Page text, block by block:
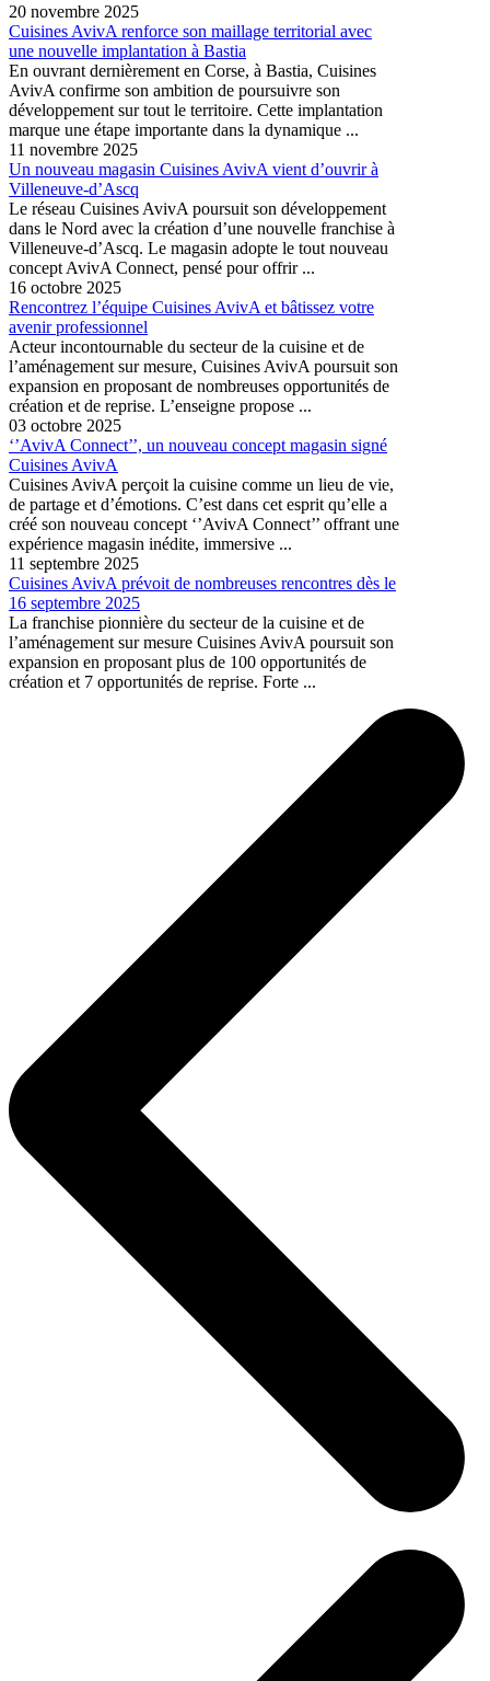
20 novembre 2025
Cuisines AvivA renforce son maillage territorial avec
une nouvelle implantation à Bastia
En ouvrant dernièrement en Corse, à Bastia, Cuisines
AvivA confirme son ambition de poursuivre son
développement sur tout le territoire. Cette implantation
marque une étape importante dans la dynamique ...
11 novembre 2025
Un nouveau magasin Cuisines AvivA vient d’ouvrir à
Villeneuve-d’Ascq
Le réseau Cuisines AvivA poursuit son développement
dans le Nord avec la création d’une nouvelle franchise à
Villeneuve-d’Ascq. Le magasin adopte le tout nouveau
concept AvivA Connect, pensé pour offrir ...
16 octobre 2025
Rencontrez l’équipe Cuisines AvivA et bâtissez votre
avenir professionnel
Acteur incontournable du secteur de la cuisine et de
l’aménagement sur mesure, Cuisines AvivA poursuit son
expansion en proposant de nombreuses opportunités de
création et de reprise. L’enseigne propose ...
03 octobre 2025
‘’AvivA Connect’’, un nouveau concept magasin signé
Cuisines AvivA
Cuisines AvivA perçoit la cuisine comme un lieu de vie,
de partage et d’émotions. C’est dans cet esprit qu’elle a
créé son nouveau concept ‘’AvivA Connect’’ offrant une
expérience magasin inédite, immersive ...
11 septembre 2025
Cuisines AvivA prévoit de nombreuses rencontres dès le
16 septembre 2025
La franchise pionnière du secteur de la cuisine et de
l’aménagement sur mesure Cuisines AvivA poursuit son
expansion en proposant plus de 100 opportunités de
création et 7 opportunités de reprise. Forte ...